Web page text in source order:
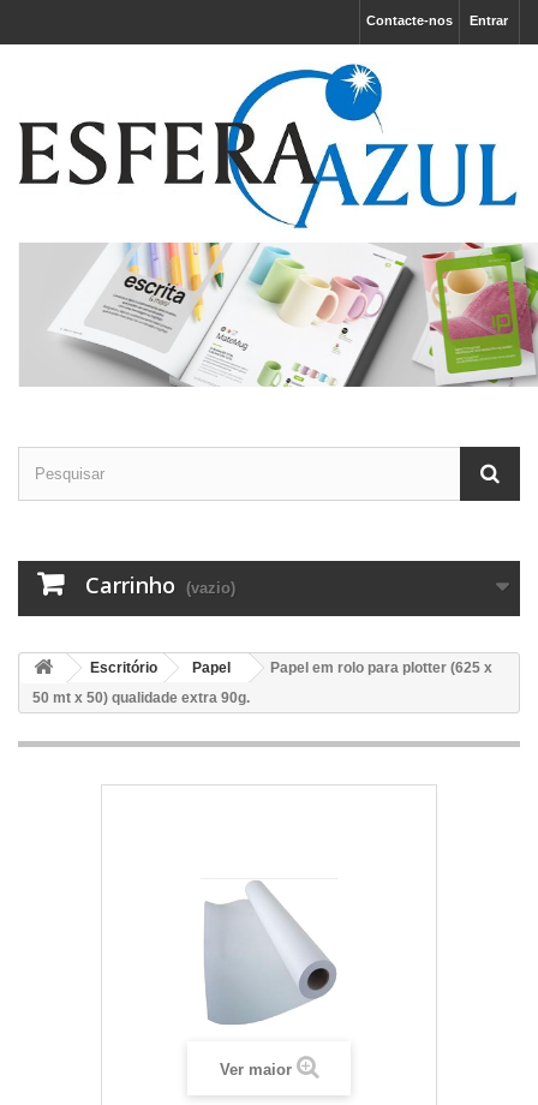
Entrar
Contacte-nos
Carrinho (vazio)
Escritório Papel
Papel em rolo para plotter (625 x
50 mt x 50) qualidade extra 90g.
Ver maior